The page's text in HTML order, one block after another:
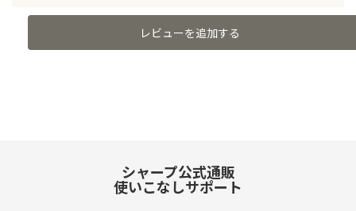
レビューを追加する
シャープ公式通販
使いこなしサポート